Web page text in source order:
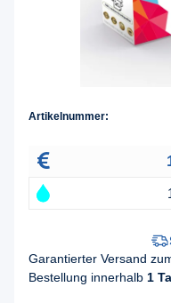
Artikelnummer:
Garantierter Versand
Bestellung innerhalb 1